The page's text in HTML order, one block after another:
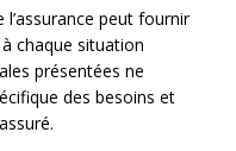
peut fournir
chaque situation
présentées ne
des besoins et